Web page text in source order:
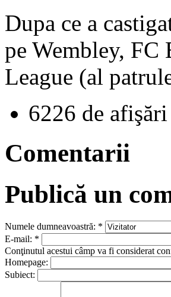
Dupa ce a
pe Wembley, FC
League (al
6226 de afişări
Comentarii
Publică un
Numele dumneavoastră: *
E-mail: *
Conţinutul acestui câmp va fi considerat
Homepage:
Subiect: